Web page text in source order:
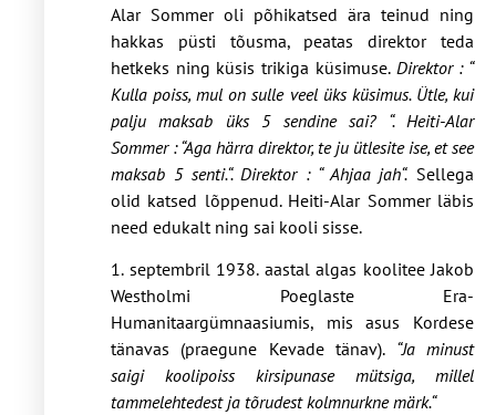
Alar Sommer oli põhikatsed ära teinud ning
hakkas püsti tõusma, peatas direktor teda
hetkeks ning küsis trikiga küsimuse. Direktor : “
Kulla poiss, mul on sulle veel üks küsimus. Ütle, kui
palju maksab üks 5 sendine sai? “. Heiti-Alar
Sommer : “Aga härra direktor, te ju ütlesite ise, et see
maksab 5 senti.“. Direktor : “ Ahjaa jah“. Sellega
olid katsed lõppenud. Heiti-Alar Sommer läbis
need edukalt ning sai kooli sisse.
1. septembril 1938. aastal algas koolitee Jakob
Westholmi Poeglaste Era-
Humanitaargümnaasiumis, mis asus Kordese
tänavas (praegune Kevade tänav). “Ja minust
saigi koolipoiss kirsipunase mütsiga, millel
tammelehtedest ja tõrudest kolmnurkne märk.“